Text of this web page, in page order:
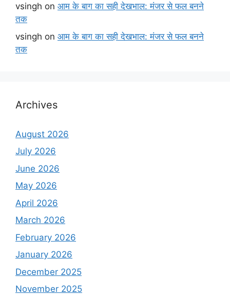
vsingh on आम के बाग का सही देखभाल: मंजर से फल बनने
तक
vsingh on आम के बाग का सही देखभाल: मंजर से फल बनने
तक
Archives
August 2026
July 2026
June 2026
May 2026
April 2026
March 2026
February 2026
January 2026
December 2025
November 2025